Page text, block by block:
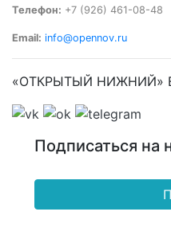
Телефон: +7 (926) 461-08-48
Email: info@opennov.ru
«ОТКРЫТЫЙ НИЖНИЙ»
Подписаться на